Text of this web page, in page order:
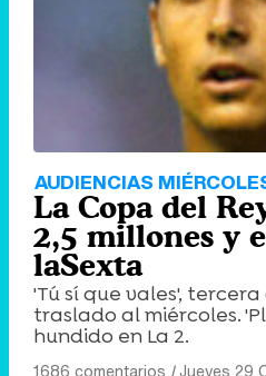
AUDIENCIAS
La Copa del
2,5 millones y
laSexta
'Tú sí que vales',
traslado al miércoles.
hundido en La 2.